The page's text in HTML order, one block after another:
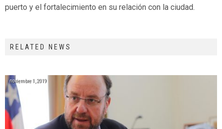
puerto y el fortalecimiento en su relación con la ciudad.
RELATED NEWS
noviembre 1, 2019